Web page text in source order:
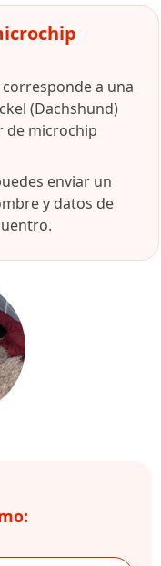
a una
(Dachshund)
de microchip
enviar un
y datos de